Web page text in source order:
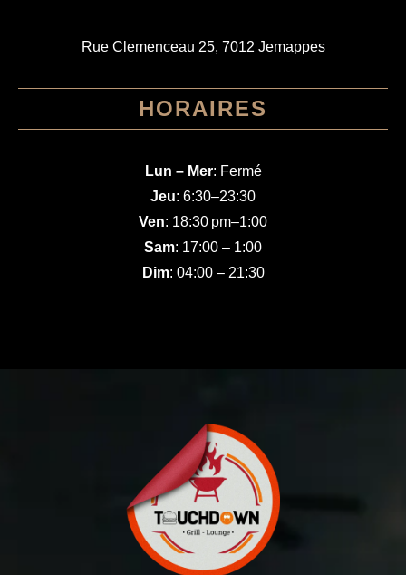
Rue Clemenceau 25, 7012 Jemappes
HORAIRES
Lun – Mer: Fermé
Jeu: 6:30–23:30
Ven: 18:30 pm–1:00
Sam: 17:00 – 1:00
Dim: 04:00 – 21:30